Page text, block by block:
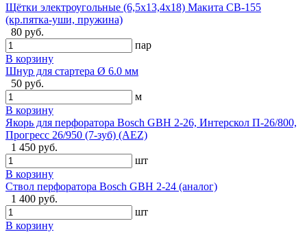
Щётки электроугольные (6,5х13,4х18) Макита CB-155
(кр.пятка-уши, пружина)
80 руб.
пар
В корзину
Шнур для стартера Ø 6.0 мм
50 руб.
м
В корзину
Якорь для перфоратора Bosch GBH 2-26, Интерскол П-26/800,
Прогресс 26/950 (7-зуб) (AEZ)
1 450 руб.
шт
В корзину
Ствол перфоратора Bosch GBH 2-24 (аналог)
1 400 руб.
шт
В корзину